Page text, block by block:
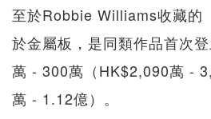
至於Robbie Williams收藏的
於金屬板，是同類作品首次
萬 - 300萬（HK$2,090萬 -
萬 - 1.12億）。